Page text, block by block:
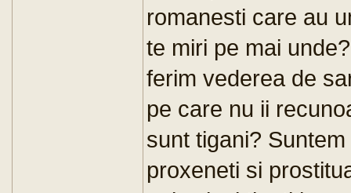
romanesti care au
te miri pe mai
ferim vederea de
pe care nu ii
sunt tigani?
proxeneti si